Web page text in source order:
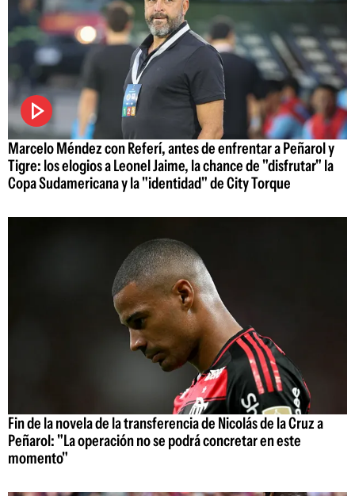
Marcelo Méndez con Referí, antes de enfrentar a Peñarol y
Tigre: los elogios a Leonel Jaime, la chance de "disfrutar" la
Copa Sudamericana y la "identidad" de City Torque
Fin de la novela de la transferencia de Nicolás de la Cruz a
Peñarol: "La operación no se podrá concretar en este
momento"